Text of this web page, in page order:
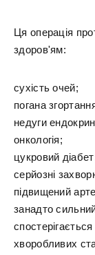
Ця операція
здоров'ям:
сухість очей;
погана
недуги
онкологія;
цукровий
серйозні
підвищений
занадто
хворобливих